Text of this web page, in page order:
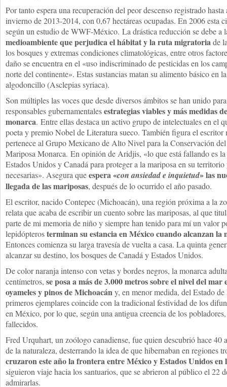
Por tanto espera una recuperación del peor descenso registrado
invierno de 2013-2014, con 0,67 hectáreas ocupadas. En 2006 esta
según un estudio de WWF-México. La drástica reducción se debe a
medioambiente que perjudica el hábitat y la ruta migratoriade
los bosques y extremas condiciones climatológicas, entre otros
daño se encuentra en el «uso indiscriminado de pesticidas en los
norte del continente». Estas sustancias matan su alimento básico en
algodoncillo (Asclepias syriaca).
Son múltiples las voces que desde diversos ámbitos se han unido
responsables gubernamentalesestrategias viables y más medidas
monarca. Entre ellas destaca un activo grupo de intelectuales en el
poeta y premio Nobel de Literatura sueco. También figura el
pertenece al Grupo Mexicano de Alto Nivel para la Conservación
Mariposa Monarca. En opinión de Aridjis, «lo que está fallando es
Estados Unidos y Canadá para proteger a la mariposa en su
necesarias». Asegura queespera «con ansiedad e inquietud» las
llegada de las mariposas, después de lo ocurrido el año pasado.
El escritor, nacido Contepec (Michoacán), una región próxima a la
relata que acaba de escribir un cuento sobre las mariposas, al que
parte de mi memoria de niño y siempre han tenido para mí un valor
lepidópterosterminan su estancia en México cuando alcanzan la
Entonces comienza su larga travesía de vuelta a casa. La quinta
alcanzar su destino, los bosques de Canadá y Estados Unidos.
De color naranja intenso con vetas y bordes negros, la monarca
centímetros, se posa a más de 3.000 metros sobre el nivel del mar
oyameles y pinos de Michoacány, en menor medida, del Estado
primeros ejemplares coincide con la tradicional festividad de los
en México, por lo que, según una antigua creencia de los
fallecidos.
Fred Urquhart, un zoólogo canadiense, fue quien descubrió hace 40
de la naturaleza, desterrando la idea de que hibernaban en regiones
cruzaron este año la frontera entre México y Estados Unidos en
siguieron viaje hacia los santuarios, que se abrieron al público el 22
admirarlas.